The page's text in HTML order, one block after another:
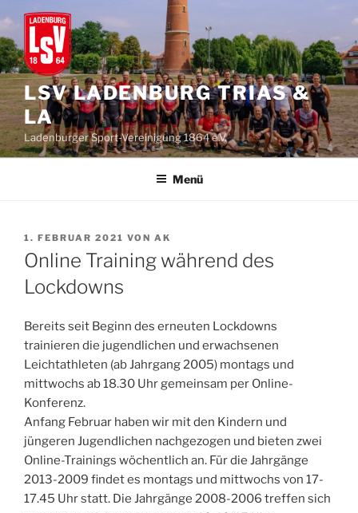
Inhalt
springen
LSV LADENBURG TRIAS &
LA
Ladenburger Sport-Vereinigung 1864 e.V.
Menü
VERÖFFENTLICHT
AM
1. FEBRUAR 2021 VON AK
Online Training während des
Lockdowns
Bereits seit Beginn des erneuten Lockdowns
trainieren die jugendlichen und erwachsenen
Leichtathleten (ab Jahrgang 2005) montags und
mittwochs ab 18.30 Uhr gemeinsam per Online-
Konferenz.
Anfang Februar haben wir mit den Kindern und
jüngeren Jugendlichen nachgezogen und bieten zwei
Online-Trainings wöchentlich an. Für die Jahrgänge
2013-2009 findet es montags und mittwochs von 17-
17.45 Uhr statt. Die Jahrgänge 2008-2006 treffen sich